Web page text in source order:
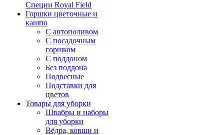
Специи Royal Field
Горшки цветочные и
кашпо
С автополивом
С посадочным
горшком
С поддоном
Без поддона
Подвесные
Подставки для
цветов
Товары для уборки
Швабры и наборы
для уборки
Вёдра, ковши и